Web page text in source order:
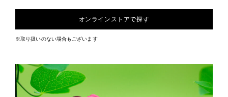
オンラインストアで探す
※取り扱いのない場合もございます